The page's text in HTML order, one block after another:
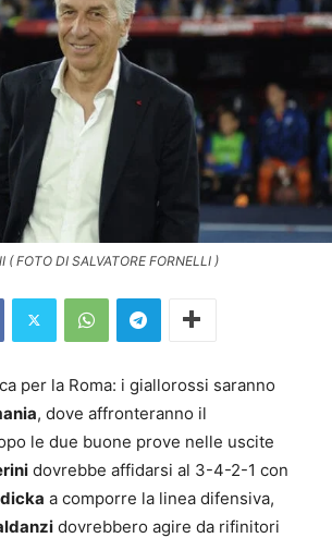
( FOTO DI SALVATORE FORNELLI )
per la Roma: i giallorossi saranno
, dove affronteranno il
le due buone prove nelle uscite
dovrebbe affidarsi al 3-4-2-1 con
a comporre la linea difensiva,
dovrebbero agire da rifinitori